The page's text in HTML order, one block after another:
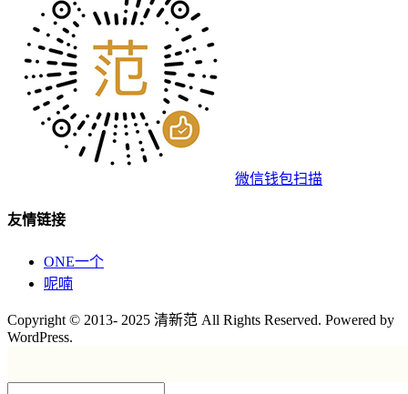
微信钱包扫描
友情链接
ONE一个
呢喃
Copyright © 2013- 2025 清新范 All Rights Reserved. Powered by
WordPress.